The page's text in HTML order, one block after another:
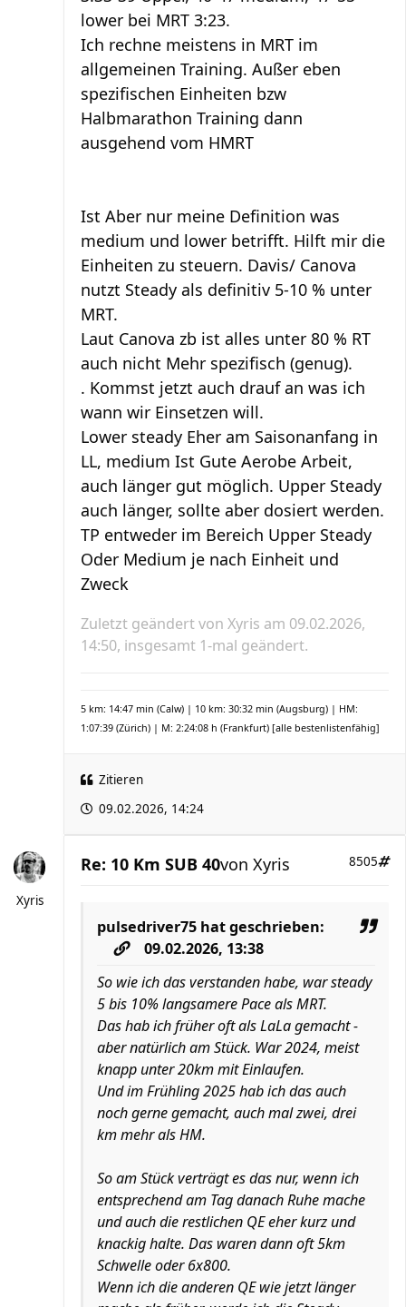
lower bei MRT 3:23.
Ich rechne meistens in MRT im
allgemeinen Training. Außer eben
spezifischen Einheiten bzw
Halbmarathon Training dann
ausgehend vom HMRT
Ist Aber nur meine Definition was
medium und lower betrifft. Hilft mir die
Einheiten zu steuern. Davis/ Canova
nutzt Steady als definitiv 5-10 % unter
MRT.
Laut Canova zb ist alles unter 80 % RT
auch nicht Mehr spezifisch (genug).
. Kommst jetzt auch drauf an was ich
wann wir Einsetzen will.
Lower steady Eher am Saisonanfang in
LL, medium Ist Gute Aerobe Arbeit,
auch länger gut möglich. Upper Steady
auch länger, sollte aber dosiert werden.
TP entweder im Bereich Upper Steady
Oder Medium je nach Einheit und
Zweck
Zuletzt geändert von Xyris am 09.02.2026,
14:50, insgesamt 1-mal geändert.
5 km: 14:47 min (Calw) | 10 km: 30:32 min (Augsburg) | HM:
1:07:39 (Zürich) | M: 2:24:08 h (Frankfurt) [alle bestenlistenfähig]
Zitieren
09.02.2026, 14:24
Xyris
Re: 10 Km SUB 40 8505
von Xyris
pulsedriver75 hat geschrieben:
09.02.2026, 13:38
So wie ich das verstanden habe, war steady
5 bis 10% langsamere Pace als MRT.
Das hab ich früher oft als LaLa gemacht -
aber natürlich am Stück. War 2024, meist
knapp unter 20km mit Einlaufen.
Und im Frühling 2025 hab ich das auch
noch gerne gemacht, auch mal zwei, drei
km mehr als HM.
So am Stück verträgt es das nur, wenn ich
entsprechend am Tag danach Ruhe mache
und auch die restlichen QE eher kurz und
knackig halte. Das waren dann oft 5km
Schwelle oder 6x800.
Wenn ich die anderen QE wie jetzt länger